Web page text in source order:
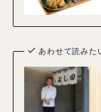
あわせて読みた